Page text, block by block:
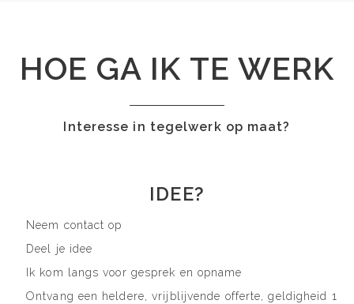
HOE GA IK TE WERK
Interesse in tegelwerk op maat?
IDEE?
Neem contact op
Deel je idee
Ik kom langs voor gesprek en opname
Ontvang een heldere, vrijblijvende offerte, geldigheid 1